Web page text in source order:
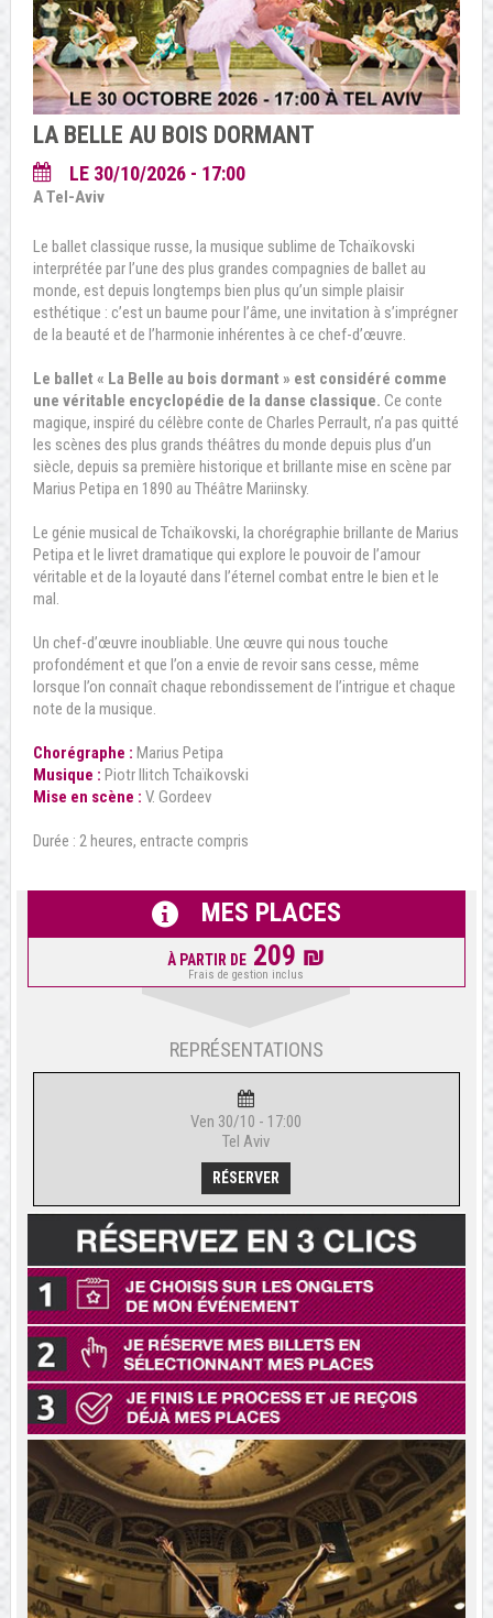
LA BELLE AU BOIS DORMANT
LE 30/10/2026 - 17:00
A Tel-Aviv
Le ballet classique russe, la musique sublime de Tchaïkovski
interprétée par l’une des plus grandes compagnies de ballet au
monde, est depuis longtemps bien plus qu’un simple plaisir
esthétique : c’est un baume pour l’âme, une invitation à s’imprégner
de la beauté et de l’harmonie inhérentes à ce chef-d’œuvre.
Le ballet « La Belle au bois dormant » est considéré comme
une véritable encyclopédie de la danse classique. Ce conte
magique, inspiré du célèbre conte de Charles Perrault, n’a pas quitté
les scènes des plus grands théâtres du monde depuis plus d’un
siècle, depuis sa première historique et brillante mise en scène par
Marius Petipa en 1890 au Théâtre Mariinsky.
Le génie musical de Tchaïkovski, la chorégraphie brillante de Marius
Petipa et le livret dramatique qui explore le pouvoir de l’amour
véritable et de la loyauté dans l’éternel combat entre le bien et le
mal.
Un chef-d’œuvre inoubliable. Une œuvre qui nous touche
profondément et que l’on a envie de revoir sans cesse, même
lorsque l’on connaît chaque rebondissement de l’intrigue et chaque
note de la musique.
Chorégraphe : Marius Petipa
Musique : Piotr Ilitch Tchaïkovski
Mise en scène : V. Gordeev
Durée : 2 heures, entracte compris
MES PLACES
À PARTIR DE 209 ₪
Frais de gestion inclus
REPRÉSENTATIONS
Ven 30/10 - 17:00
Tel Aviv
RÉSERVER